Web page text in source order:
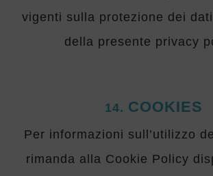
vigenti sulla protezione dei
della presente privacy
14. COOKIES
Per informazioni sull’utilizzo
rimanda alla Cookie Policy